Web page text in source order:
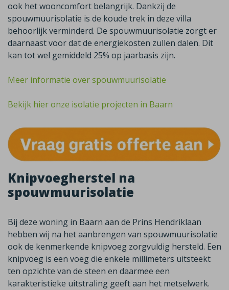
ook het wooncomfort belangrijk. Dankzij de
spouwmuurisolatie is de koude trek in deze villa
behoorlijk verminderd. De spouwmuurisolatie zorgt er
daarnaast voor dat de energiekosten zullen dalen. Dit
kan tot wel gemiddeld 25% op jaarbasis zijn.
Meer informatie over spouwmuurisolatie
Bekijk hier onze isolatie projecten in Baarn
Knipvoegherstel na
spouwmuurisolatie
Bij deze woning in Baarn aan de Prins Hendriklaan
hebben wij na het aanbrengen van spouwmuurisolatie
ook de kenmerkende knipvoeg zorgvuldig hersteld. Een
knipvoeg is een voeg die enkele millimeters uitsteekt
ten opzichte van de steen en daarmee een
karakteristieke uitstraling geeft aan het metselwerk.